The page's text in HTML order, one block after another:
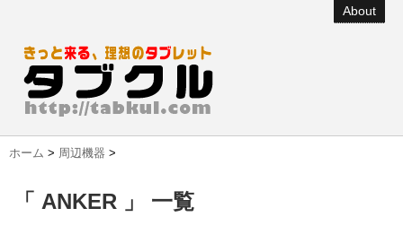
About
ホーム > 周辺機器 >
「 ANKER 」 一覧